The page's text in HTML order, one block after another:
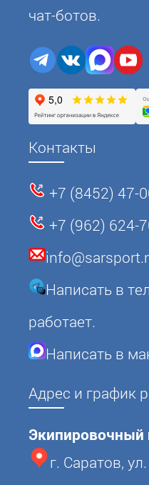
чат-ботов.
Контакты
+7 (8452) 47-
+7 (962) 624-
Написать в
работает.
Написать в
Адрес и график
Экипировочный
г. Саратов,